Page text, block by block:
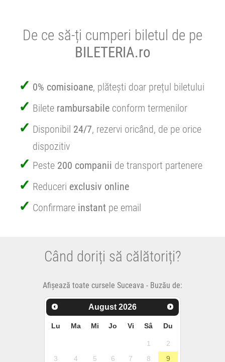
De ce să-ți cumperi biletul de pe
BILETERIA.ro
0% comisioane, plătești doar prețul biletului
Bilete rambursabile conform termenilor
Disponibil 24/7, rezervi oricând, de pe orice
dispozitiv
Peste 200 companii de transport partenere
Reduceri exclusiv online
Confirmare instant pe email
Când doriți să călătoriți?
Afișează toate cursele Suceava - Buzău de:
August 2026
Lu Ma Mi Jo Vi Sâ Du
1
2
3
4 5 6 7 8
9